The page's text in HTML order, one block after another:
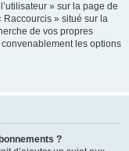
» sur la page de
» situé sur la
de vos propres
les options
?